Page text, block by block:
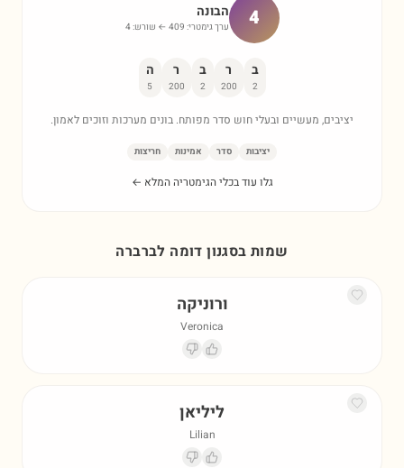
4 הבונה
ערך גימטרי: 409 ← שורש: 4
ב
2
ר
200
ב
2
ר
200
ה
5
יציבים, מעשיים ובעלי חוש סדר מפותח. בונים מערכות וזוכים לאמון.
יציבות סדר אמינות חריצות
גלו עוד בכלי הגימטריה המלא ←
שמות בסגנון דומה לברברה
ורוניקה
Veronica
ליליאן
Lilian